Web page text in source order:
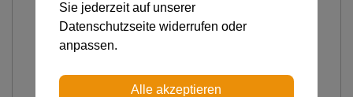
Sie jederzeit auf unserer
Datenschutzseite widerrufen oder
anpassen.